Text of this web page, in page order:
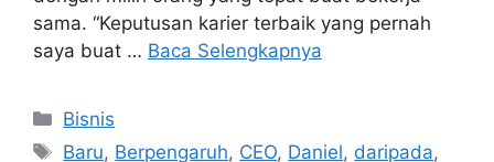
saya buat …Baca Selengkapnya
Tag
Baru,
Jabatan ,Karier,Kerja, Lebih ,Lingkungan,